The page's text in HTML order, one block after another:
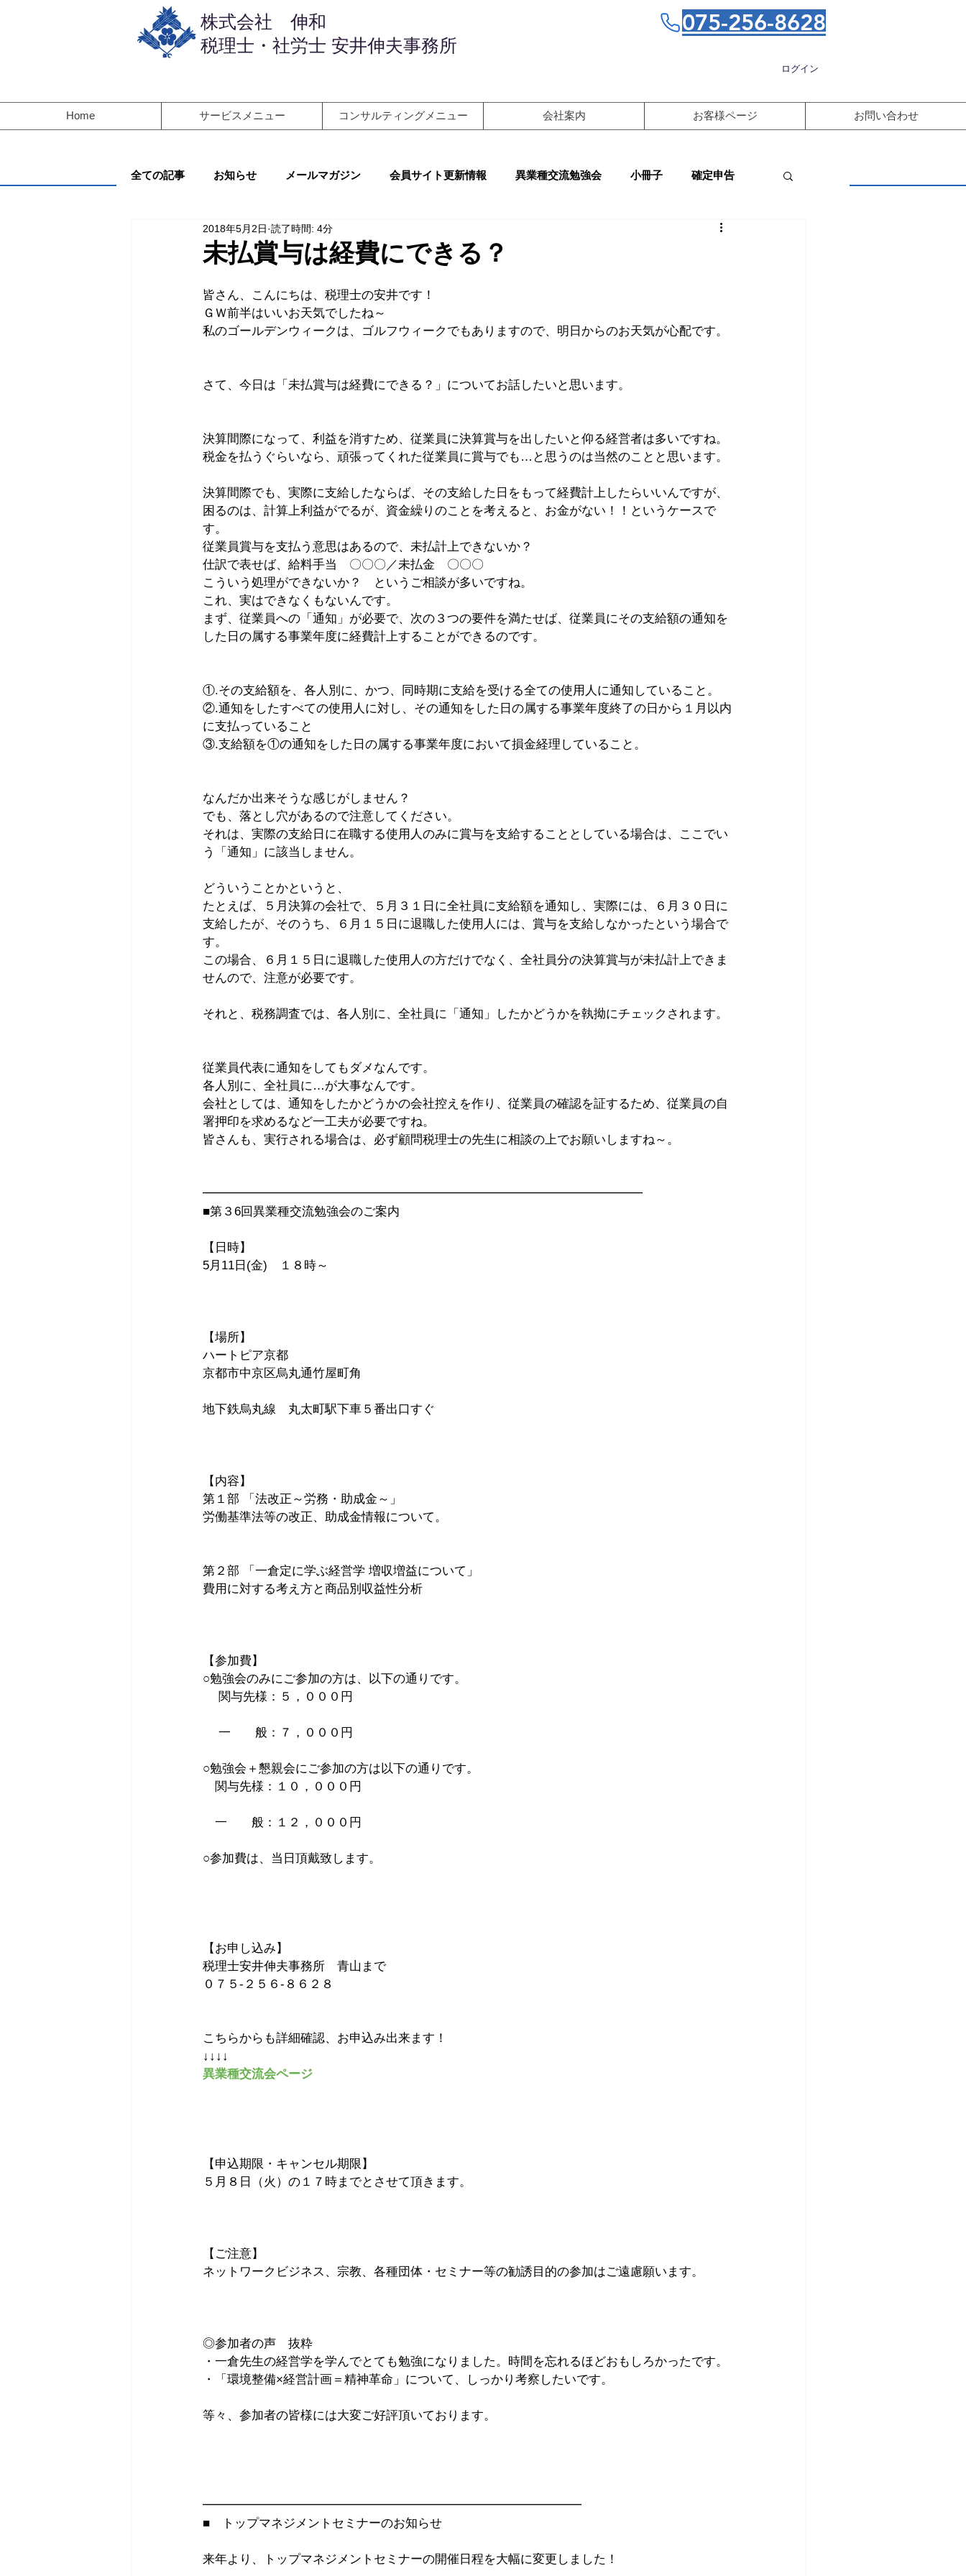
​株式会社 伸和
税理士・社労士 安井伸夫事務所
075-256-8628
ログイン
Home サービスメニュー コンサルティングメニュー 会社案内 お客様ページ お問い合わせ
全ての記事 お知らせ メールマガジン 会員サイト更新情報 異業種交流勉強会 小冊子 確定申告
未払賞与は経費にできる？
2018年5月2日 読了時間: 4分
皆さん、こんにちは、税理士の安井です！
ＧＷ前半はいいお天気でしたね～
私のゴールデンウィークは、ゴルフウィークでもありますので、明日からのお天気が心配です。
さて、今日は「未払賞与は経費にできる？」についてお話したいと思います。
決算間際になって、利益を消すため、従業員に決算賞与を出したいと仰る経営者は多いですね。
税金を払うぐらいなら、頑張ってくれた従業員に賞与でも…と思うのは当然のことと思います。
決算間際でも、実際に支給したならば、その支給した日をもって経費計上したらいいんですが、
困るのは、計算上利益がでるが、資金繰りのことを考えると、お金がない！！というケースで
す。
従業員賞与を支払う意思はあるので、未払計上できないか？
仕訳で表せば、給料手当　〇〇〇／未払金　〇〇〇
こういう処理ができないか？　というご相談が多いですね。
これ、実はできなくもないんです。
まず、従業員への「通知」が必要で、次の３つの要件を満たせば、従業員にその支給額の通知を
した日の属する事業年度に経費計上することができるのです。
①.その支給額を、各人別に、かつ、同時期に支給を受ける全ての使用人に通知していること。
②.通知をしたすべての使用人に対し、その通知をした日の属する事業年度終了の日から１月以内
に支払っていること
③.支給額を①の通知をした日の属する事業年度において損金経理していること。
なんだか出来そうな感じがしません？
でも、落とし穴があるので注意してください。
それは、実際の支給日に在職する使用人のみに賞与を支給することとしている場合は、ここでい
う「通知」に該当しません。
どういうことかというと、
たとえば、５月決算の会社で、５月３１日に全社員に支給額を通知し、実際には、６月３０日に
支給したが、そのうち、６月１５日に退職した使用人には、賞与を支給しなかったという場合で
す。
この場合、６月１５日に退職した使用人の方だけでなく、全社員分の決算賞与が未払計上できま
せんので、注意が必要です。
それと、税務調査では、各人別に、全社員に「通知」したかどうかを執拗にチェックされます。
従業員代表に通知をしてもダメなんです。
各人別に、全社員に…が大事なんです。
会社としては、通知をしたかどうかの会社控えを作り、従業員の確認を証するため、従業員の自
署押印を求めるなど一工夫が必要ですね。
皆さんも、実行される場合は、必ず顧問税理士の先生に相談の上でお願いしますね～。
━━━━━━━━━━━━━━━━━━━━━━━━━━━━━━━━━━━━
■第３6回異業種交流勉強会のご案内
【日時】
5月11日(金)　１８時～
【場所】
ハートピア京都
京都市中京区烏丸通竹屋町角
地下鉄烏丸線　丸太町駅下車５番出口すぐ
【内容】
第１部 「法改正～労務・助成金～」
労働基準法等の改正、助成金情報について。
第２部 「一倉定に学ぶ経営学 増収増益について」
費用に対する考え方と商品別収益性分析
【参加費】
○勉強会のみにご参加の方は、以下の通りです。
関与先様：５，０００円
一　　般：７，０００円
○勉強会＋懇親会にご参加の方は以下の通りです。
関与先様：１０，０００円
一　　般：１２，０００円
○参加費は、当日頂戴致します。
【お申し込み】
税理士安井伸夫事務所　青山まで
０７５-２５６-８６２８
こちらからも詳細確認、お申込み出来ます！
↓↓↓↓
異業種交流会ページ
【申込期限・キャンセル期限】
５月８日（火）の１７時までとさせて頂きます。
【ご注意】
ネットワークビジネス、宗教、各種団体・セミナー等の勧誘目的の参加はご遠慮願います。
◎参加者の声　抜粋
・一倉先生の経営学を学んでとても勉強になりました。時間を忘れるほどおもしろかったです。
・「環境整備×経営計画＝精神革命」について、しっかり考察したいです。
等々、参加者の皆様には大変ご好評頂いております。
━━━━━━━━━━━━━━━━━━━━━━━━━━━━━━━
■　トップマネジメントセミナーのお知らせ
来年より、トップマネジメントセミナーの開催日程を大幅に変更しました！